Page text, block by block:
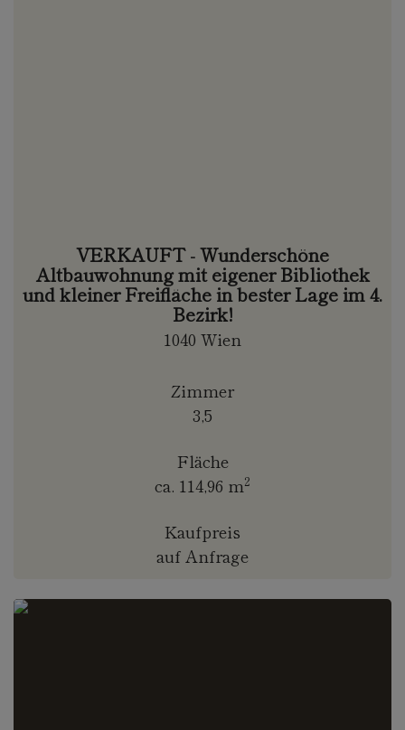
VERKAUFT - Wunderschöne
Altbauwohnung mit eigener Bibliothek
und kleiner Freifläche in bester Lage im 4.
Bezirk!
1040 Wien
Zimmer
3,5
Fläche
ca. 114,96 m2
Kaufpreis
auf Anfrage